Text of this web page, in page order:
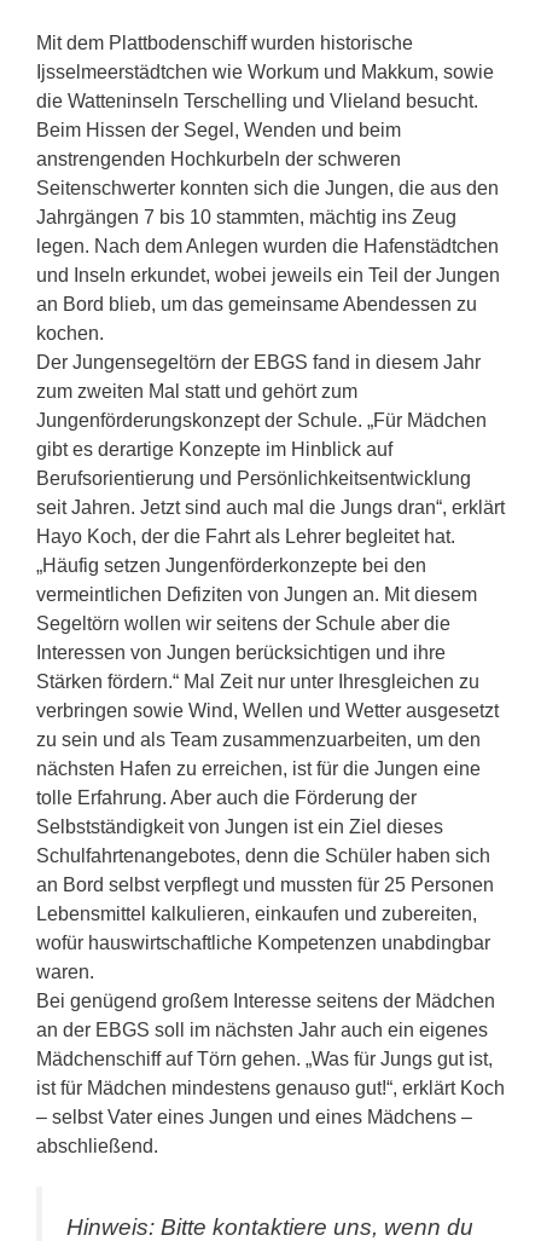
Mit dem Plattbodenschiff wurden historische
Ijsselmeerstädtchen wie Workum und Makkum, sowie
die Watteninseln Terschelling und Vlieland besucht.
Beim Hissen der Segel, Wenden und beim
anstrengenden Hochkurbeln der schweren
Seitenschwerter konnten sich die Jungen, die aus den
Jahrgängen 7 bis 10 stammten, mächtig ins Zeug
legen. Nach dem Anlegen wurden die Hafenstädtchen
und Inseln erkundet, wobei jeweils ein Teil der Jungen
an Bord blieb, um das gemeinsame Abendessen zu
kochen.
Der Jungensegeltörn der EBGS fand in diesem Jahr
zum zweiten Mal statt und gehört zum
Jungenförderungskonzept der Schule. „Für Mädchen
gibt es derartige Konzepte im Hinblick auf
Berufsorientierung und Persönlichkeitsentwicklung
seit Jahren. Jetzt sind auch mal die Jungs dran“, erklärt
Hayo Koch, der die Fahrt als Lehrer begleitet hat.
„Häufig setzen Jungenförderkonzepte bei den
vermeintlichen Defiziten von Jungen an. Mit diesem
Segeltörn wollen wir seitens der Schule aber die
Interessen von Jungen berücksichtigen und ihre
Stärken fördern.“ Mal Zeit nur unter Ihresgleichen zu
verbringen sowie Wind, Wellen und Wetter ausgesetzt
zu sein und als Team zusammenzuarbeiten, um den
nächsten Hafen zu erreichen, ist für die Jungen eine
tolle Erfahrung. Aber auch die Förderung der
Selbstständigkeit von Jungen ist ein Ziel dieses
Schulfahrtenangebotes, denn die Schüler haben sich
an Bord selbst verpflegt und mussten für 25 Personen
Lebensmittel kalkulieren, einkaufen und zubereiten,
wofür hauswirtschaftliche Kompetenzen unabdingbar
waren.
Bei genügend großem Interesse seitens der Mädchen
an der EBGS soll im nächsten Jahr auch ein eigenes
Mädchenschiff auf Törn gehen. „Was für Jungs gut ist,
ist für Mädchen mindestens genauso gut!“, erklärt Koch
– selbst Vater eines Jungen und eines Mädchens –
abschließend.
Hinweis: Bitte kontaktiere uns, wenn du